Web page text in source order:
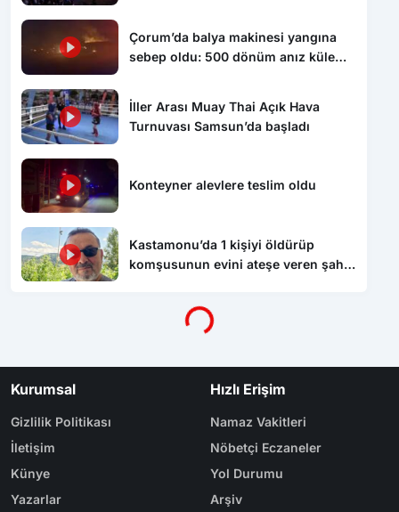
Çorum’da balya makinesi yangına
sebep oldu: 500 dönüm anız küle
İller Arası Muay Thai Açık Hava
Turnuvası Samsun’da başladı
Konteyner alevlere teslim oldu
Kastamonu’da 1 kişiyi öldürüp
komşusunun evini ateşe veren şahıs
Yükleniyor...
Kurumsal
Gizlilik Politikası
İletişim
Künye
Yazarlar
Hızlı Erişim
Namaz Vakitleri
Nöbetçi Eczaneler
Yol Durumu
Arşiv